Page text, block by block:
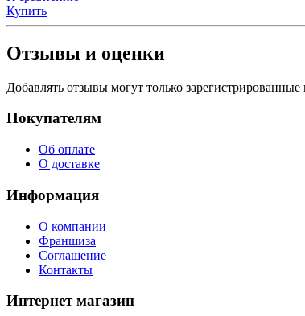
Купить
Отзывы и оценки
Добавлять отзывы могут только зарегистрированные
Покупателям
Об оплате
О доставке
Информация
О компании
Франшиза
Соглашение
Контакты
Интернет магазин